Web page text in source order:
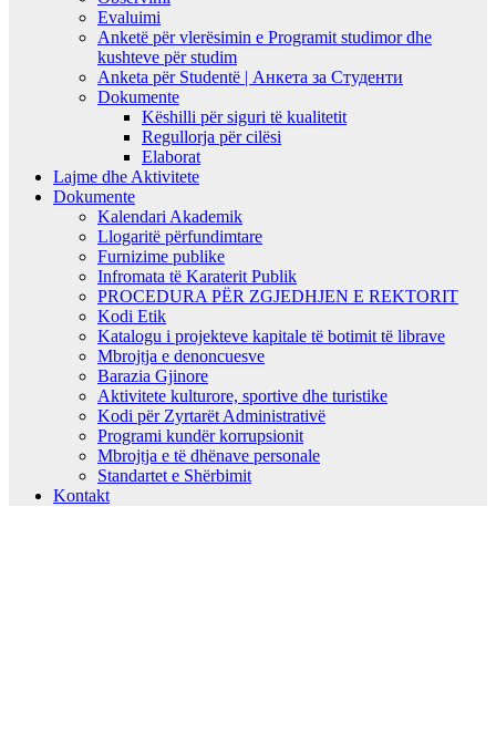
Evaluimi
Anketë për vlerësimin e Programit studimor dhe
kushteve për studim
Anketa për Studentë | Анкета за Студенти
Dokumente
Këshilli për siguri të kualitetit
Regullorja për cilësi
Elaborat
Lajme dhe Aktivitete
Dokumente
Kalendari Akademik
Llogaritë përfundimtare
Furnizime publike
Infromata të Karaterit Publik
PROCEDURA PËR ZGJEDHJEN E REKTORIT
Kodi Etik
Katalogu i projekteve kapitale të botimit të librave
Mbrojtja e denoncuesve
Barazia Gjinore
Aktivitete kulturore, sportive dhe turistike
Kodi për Zyrtarët Administrativë
Programi kundër korrupsionit
Mbrojtja e të dhënave personale
Standartet e Shërbimit
Kontakt